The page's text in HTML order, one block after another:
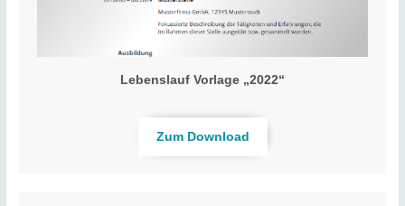
Lebenslauf Vorlage „2022“
Zum Download